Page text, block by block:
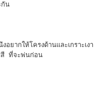
ได้ปรับที่นั่งอะไร ส่วน
รียมการไว้ละ
กัน
อยากให้โครงด้านและเกราะเงา
สี ที่จะพ่นก่อน